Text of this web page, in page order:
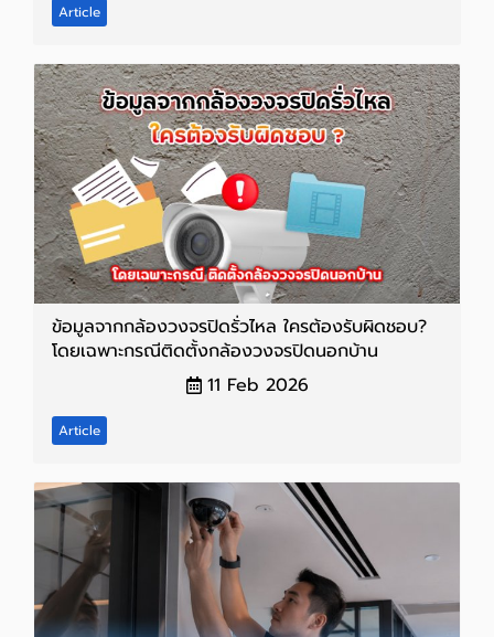
Article
ข้อมูลจากกล้องวงจรปิดรั่วไหล ใครต้องรับผิดชอบ?
โดยเฉพาะกรณีติดตั้งกล้องวงจรปิดนอกบ้าน
11 Feb 2026
Article